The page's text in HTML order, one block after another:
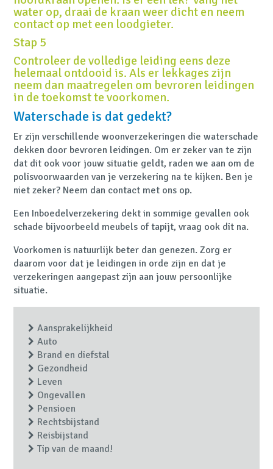
water op, draai de kraan weer dicht en neem
contact op met een loodgieter.
Stap 5
Controleer de volledige leiding eens deze
helemaal ontdooid is. Als er lekkages zijn
neem dan maatregelen om bevroren leidingen
in de toekomst te voorkomen.
Waterschade is dat gedekt?
Er zijn verschillende woonverzekeringen die waterschade
dekken door bevroren leidingen. Om er zeker van te zijn
dat dit ook voor jouw situatie geldt, raden we aan om de
polisvoorwaarden van je verzekering na te kijken. Ben je
niet zeker? Neem dan contact met ons op.
Een Inboedelverzekering dekt in sommige gevallen ook
schade bijvoorbeeld meubels of tapijt, vraag ook dit na.
Voorkomen is natuurlijk beter dan genezen. Zorg er
daarom voor dat je leidingen in orde zijn en dat je
verzekeringen aangepast zijn aan jouw persoonlijke
situatie.
Aansprakelijkheid
Auto
Brand en diefstal
Gezondheid
Leven
Ongevallen
Pensioen
Rechtsbijstand
Reisbijstand
Tip van de maand!